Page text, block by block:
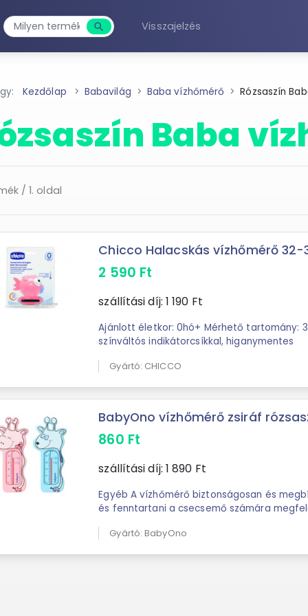
search
Keresés
Visszajelzés
Kezdőlap Babavilág Baba vízhőmérő Rózsaszín
Baba
/ 1. oldal
Chicco Halacskás vízhőmérő 32-
2 590 Ft
szállítási díj: 1 190 Ft
Ajánlott életkor: 0hó+ Mérhető tartomány:
színváltós indikátorcsíkkal, higanymentes
Gyártó: CHICCO
BabyOno vízhőmérő zsiráf
860 Ft
szállítási díj: 1 890 Ft
Egyéb A vízhőmérő biztonságosan és
és fenntartani a csecsemő számára
Gyártó: BabyOno